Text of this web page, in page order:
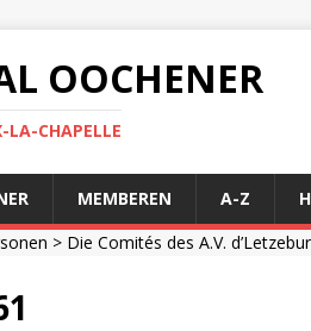
OOCHENER
LA-CHAPELLE
MEMBEREN A-Z
> Die Comités des A.V.